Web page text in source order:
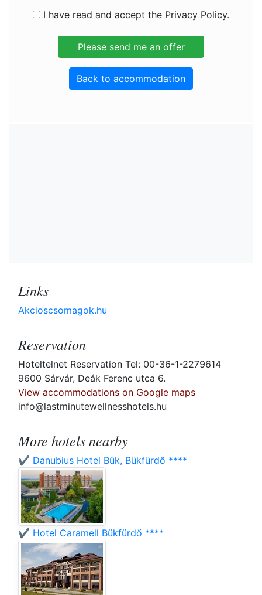
I have read and accept the Privacy Policy.
Back to accommodation
Links
Akcioscsomagok.hu
Reservation
Hoteltelnet Reservation Tel: 00-36-1-2279614
9600 Sárvár, Deák Ferenc utca 6.
View accommodations on Google maps
info@lastminutewellnesshotels.hu
More hotels nearby
✔️ Danubius Hotel Bük, Bükfürdő ****
✔️ Hotel Caramell Bükfürdő ****